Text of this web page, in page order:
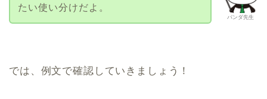
パンダ先生
たい使い分けだよ。
では、例文で確認していきましょう！